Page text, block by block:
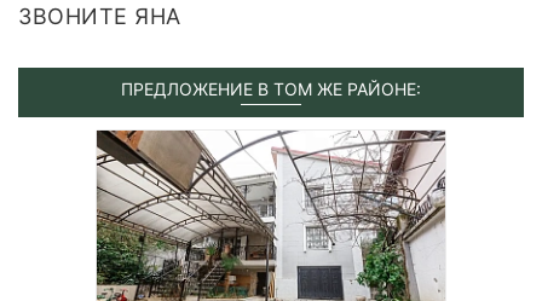
ЗВОНИТЕ ЯНА
ПРЕДЛОЖЕНИЕ В ТОМ ЖЕ РАЙОНЕ: